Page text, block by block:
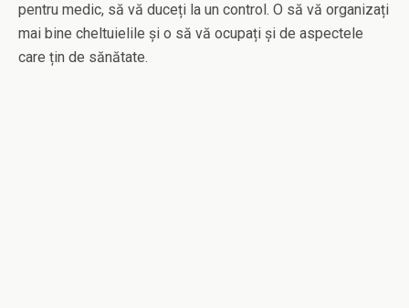
pentru medic, să vă duceți la un control. O să vă organizați
mai bine cheltuielile și o să vă ocupați și de aspectele
care țin de sănătate.